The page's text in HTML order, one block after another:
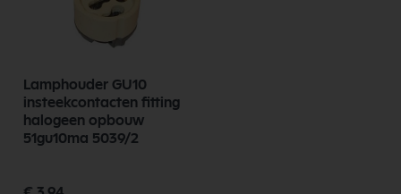
Lamphouder GU10
insteekcontacten fitting
halogeen opbouw
51gu10ma 5039/2